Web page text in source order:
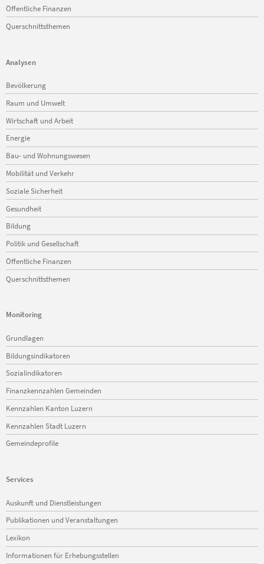
Öffentliche Finanzen
Querschnittsthemen
Analysen
Navigation
überspringen
Bevölkerung
Raum und Umwelt
Wirtschaft und Arbeit
Energie
Bau- und Wohnungswesen
Mobilität und Verkehr
Soziale Sicherheit
Gesundheit
Bildung
Politik und Gesellschaft
Öffentliche Finanzen
Querschnittsthemen
Monitoring
Navigation
überspringen
Grundlagen
Bildungsindikatoren
Sozialindikatoren
Finanzkennzahlen Gemeinden
Kennzahlen Kanton Luzern
Kennzahlen Stadt Luzern
Gemeindeprofile
Services
Navigation
überspringen
Auskunft und Dienstleistungen
Publikationen und Veranstaltungen
Lexikon
Informationen für Erhebungsstellen